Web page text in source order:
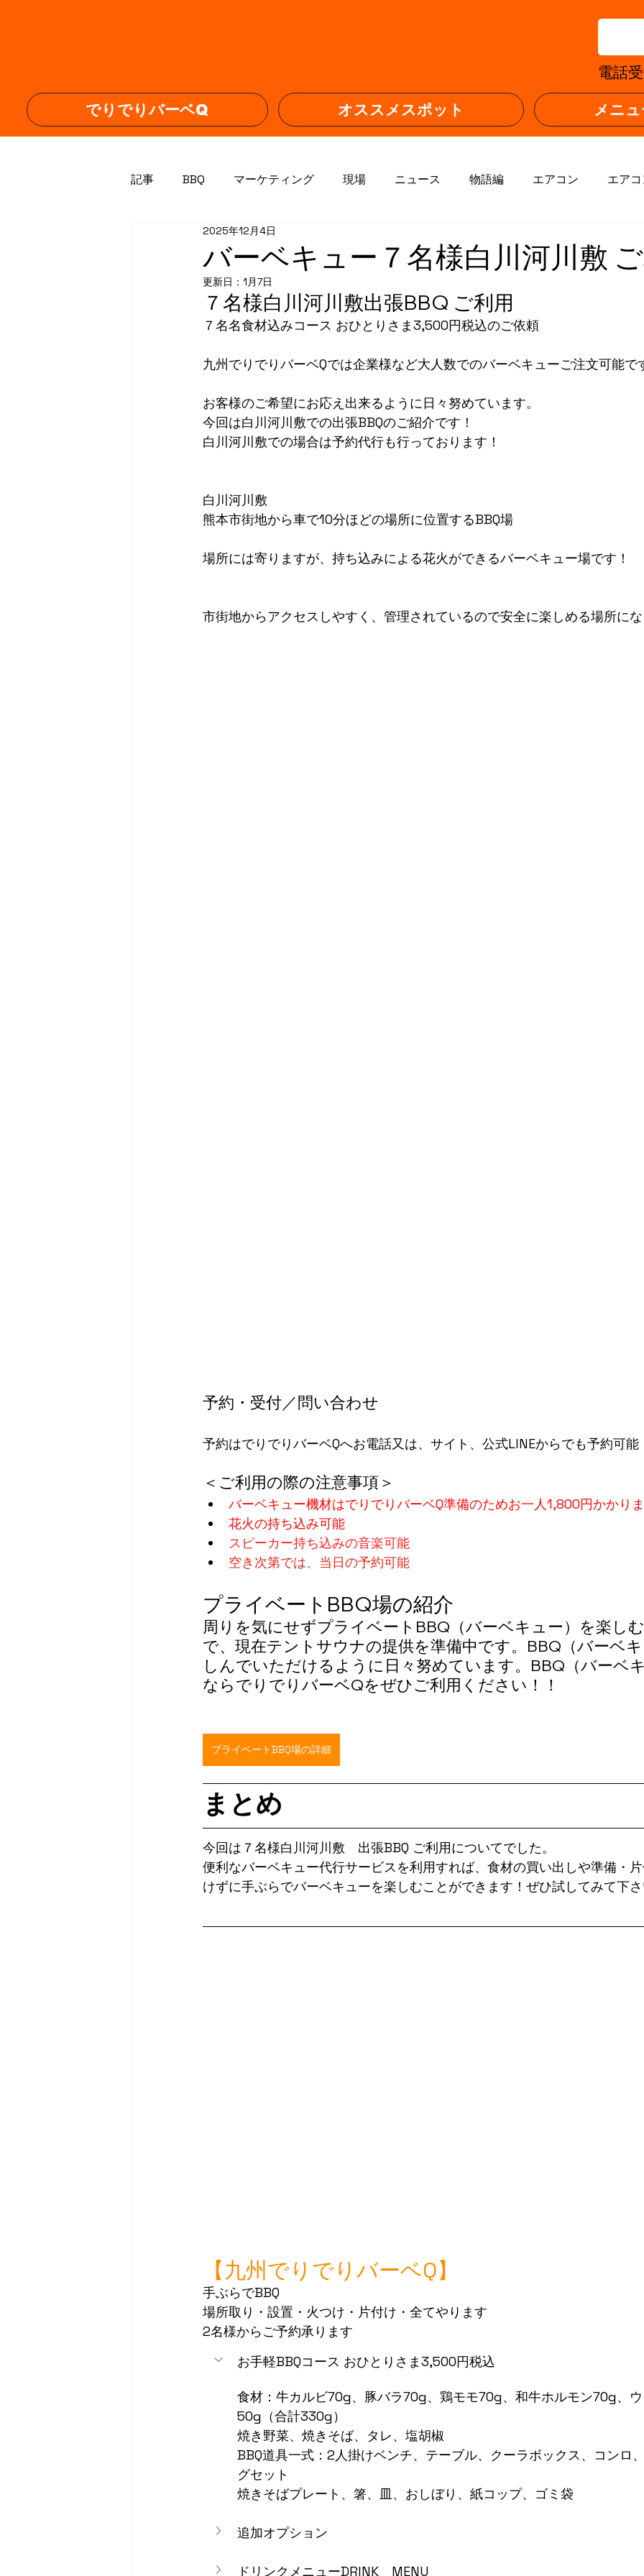
電話
でりでりバーベQ オススメスポット メニュ
記事 BBQ マーケティング 現場 ニュース 物語編 エアコン エア
エアコン取り外し
バーベキュー７名様白川河川敷
2025年12月4日
更新日： 1月7日
７名様白川河川敷出張BBQ ご利用
７名名食材込みコース おひとりさま3,500円税込のご依頼
九州でりでりバーベQでは企業様など大人数でのバーベキューご注文可能で
お客様のご希望にお応え出来るように日々努めています。
今回は白川河川敷での出張BBQのご紹介です！
白川河川敷での場合は予約代行も行っております！
白川河川敷
熊本市街地から車で10分ほどの場所に位置するBBQ場
場所には寄りますが、持ち込みによる花火ができるバーベキュー場です！
市街地からアクセスしやすく、管理されているので安全に楽しめる場所に
予約・受付／問い合わせ
予約はでりでりバーベQへお電話又は、サイト、公式LINEからでも予約可能
＜ご利用の際の注意事項＞
バーベキュー機材はでりでりバーベQ準備のためお一人1,800円かかり
花火の持ち込み可能
スピーカー持ち込みの音楽可能
空き次第では、当日の予約可能
プライベートBBQ場の紹介
周りを気にせずプライベートBBQ（バーベキュー）を楽し
で、現在テントサウナの提供を準備中です。BBQ（バーベ
しんでいただけるように日々努めています。BBQ（バーベ
ならでりでりバーベQをぜひご利用ください！！
プライベートBBQ場の詳細
まとめ
今回は７名様白川河川敷　出張BBQ ご利用についてでした。
便利なバーベキュー代行サービスを利用すれば、食材の買い出しや準備・
けずに手ぶらでバーベキューを楽しむことができます！ぜひ試してみて下
【九州でりでりバーベQ】
手ぶらでBBQ
場所取り・設置・火つけ・片付け・全てやります
2名様からご予約承ります
お手軽BBQコース おひとりさま3,500円税込
食材：牛カルビ70g、豚バラ70g、鶏モモ70g、和牛ホルモン70g、
50g（合計330g）
焼き野菜、焼きそば、タレ、塩胡椒
BBQ道具一式：2人掛けベンチ、テーブル、クーラボックス、コンロ
グセット
焼きそばプレート、箸、皿、おしぼり、紙コップ、ゴミ袋
追加オプション
ドリンクメニューDRINK　MENU